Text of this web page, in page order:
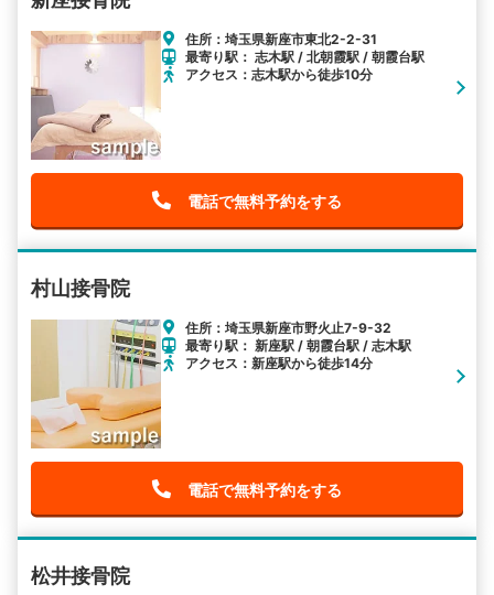
住所：埼玉県新座市東北2-2-31
最寄り駅： 志木駅 / 北朝霞駅 / 朝霞台駅
アクセス：志木駅から徒歩10分
電話で無料予約をする
村山接骨院
住所：埼玉県新座市野火止7-9-32
最寄り駅： 新座駅 / 朝霞台駅 / 志木駅
アクセス：新座駅から徒歩14分
電話で無料予約をする
松井接骨院